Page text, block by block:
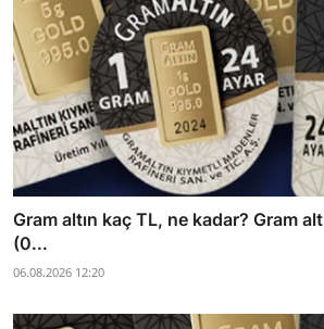
Gram altın kaç TL, ne kadar? Gram
(0...
06.08.2026 12:20